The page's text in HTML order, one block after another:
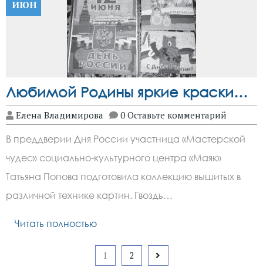
ИЮН
Любимой Родины яркие краски…
Елена Владимирова 0 Оставьте комментарий
В преддверии Дня России участница «Мастерской
чудес» социально-культурного центра «Маяк»
Татьяна Попова подготовила коллекцию вышитых в
различной технике картин. Гвоздь…
Читать полностью
1 2